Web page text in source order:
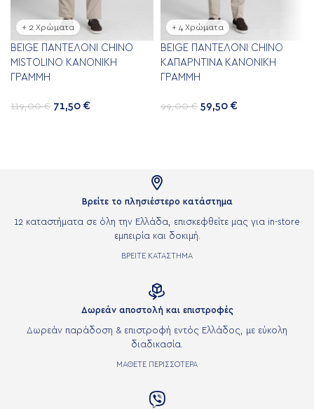
+ 2 Χρώματα
BEIGE ΠΑΝΤΕΛΌΝΙ CHINO
MISTOLINO ΚΑΝΟΝΙΚΉ
ΓΡΑΜΜΉ
119,00€ 71,50 €
+ 4 Χρώματα
BEIGE ΠΑΝΤΕΛΌΝΙ CHINO
ΚΑΠΑΡΝΤΊΝΑ ΚΑΝΟΝΙΚΉ
ΓΡΑΜΜΉ
99,00€ 59,50 €

Βρείτε το πλησιέστερο κατάστημα
12 καταστήματα σε όλη την Ελλάδα, επισκεφθείτε μας για in-store
εμπειρία και δοκιμή.
ΒΡΕΙΤΕ ΚΑΤΑΣΤΗΜΑ

Δωρεάν αποστολή και επιστροφές
Δωρεάν παράδοση & επιστροφή εντός Ελλάδος, με εύκολη
διαδικασία.
ΜΑΘΕΤΕ ΠΕΡΙΣΣΟΤΕΡΑ
